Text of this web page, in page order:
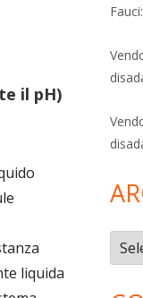
il pH)
liquida